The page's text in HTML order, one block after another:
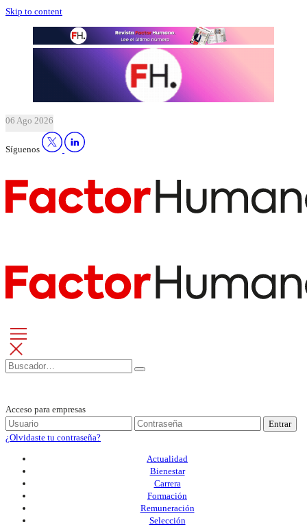
Skip to content
06 Ago 2026
Síguenos
Acceso para empresas
Entrar
¿Olvidaste tu contraseña?
Actualidad
Bienestar
Carrera
Formación
Remuneración
Selección